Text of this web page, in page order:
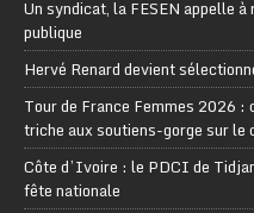
Un syndicat, la FESEN appelle
publique
Hervé Renard devient
Tour de France Femmes 2026
triche aux soutiens-gorge sur
Côte d’Ivoire : le PDCI de
fête nationale